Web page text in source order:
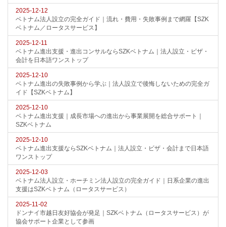
2025-12-12
ベトナム法人設立の完全ガイド｜流れ・費用・失敗事例まで網羅【SZK
ベトナム／ロータスサービス】
2025-12-11
ベトナム進出支援・進出コンサルならSZKベトナム｜法人設立・ビザ・
会計を日本語ワンストップ
2025-12-10
ベトナム進出の失敗事例から学ぶ｜法人設立で後悔しないための完全ガ
イド【SZKベトナム】
2025-12-10
ベトナム進出支援｜成長市場への進出から事業展開を総合サポート｜
SZKベトナム
2025-12-10
ベトナム進出支援ならSZKベトナム｜法人設立・ビザ・会計まで日本語
ワンストップ
2025-12-03
ベトナム法人設立・ホーチミン法人設立の完全ガイド｜日系企業の進出
支援はSZKベトナム（ロータスサービス）
2025-11-02
ドンナイ市越日友好協会が発足｜SZKベトナム（ロータスサービス）が
協会サポート企業として参画